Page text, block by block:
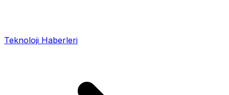
Teknoloji Haberleri